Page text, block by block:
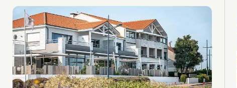
et un archipel de plus de 90 îles vierges, encadrées par le
désert et les montagnes. Son cœur vibrant : Shura Island,
conçue par Foster + Partners selon le concept Coral
Bloom et désormais opérationnelle, qui accueille une
collection de resorts ultra-luxueux parmi les plus attendus
de la décennie.